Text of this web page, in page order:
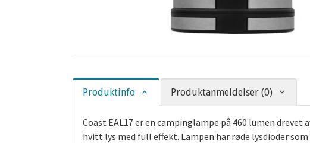
Produktinfo Produktanmeldelser (0)
Coast EAL17 er en campinglampe på 460 lumen
hvitt lys med full effekt. Lampen har røde lysdioder